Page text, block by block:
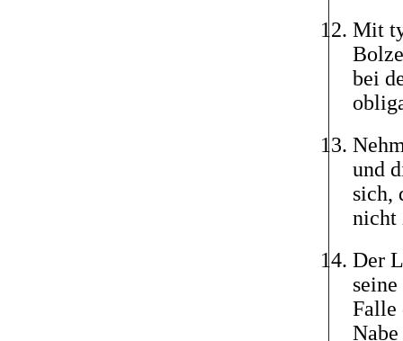
Mit
bei
und
sich,
nicht
Der
Falle